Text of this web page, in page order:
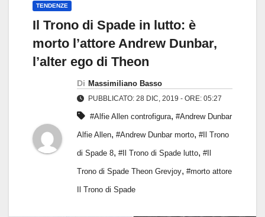
TENDENZE
Il Trono di Spade in lutto: è
morto l’attore Andrew Dunbar,
l’alter ego di Theon
Di Massimiliano Basso
PUBBLICATO: 28 DIC, 2019 - ORE: 05:27
#Alfie Allen controfigura, #Andrew Dunbar
Alfie Allen, #Andrew Dunbar morto, #Il Trono
di Spade 8, #Il Trono di Spade lutto, #Il
Trono di Spade Theon Grevjoy, #morto attore
Il Trono di Spade